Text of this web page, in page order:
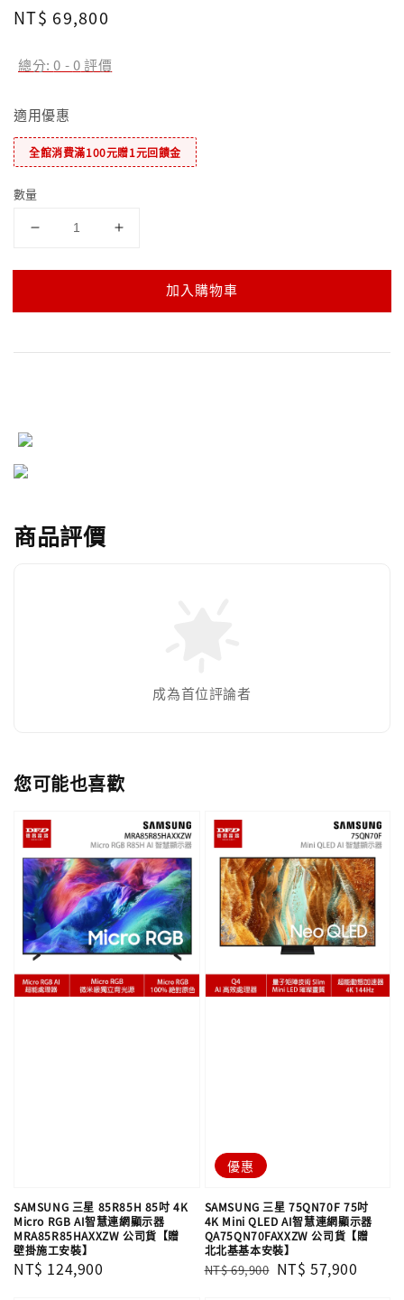
Regular
NT$ 69,800
總分:0 -0評價
適用優惠
全館消費滿100元贈1元回饋金
數量
加入購物車
商品評價
成為首位評論者
您可能也喜歡
SAMSUNG 三星 85R85H 85吋 4K
Micro RGB AI智慧連網顯示器
MRA85R85HAXXZW 公司貨【贈
壁掛施工安裝】
Regular
NT$ 124,900
優惠
SAMSUNG 三星 75QN70F 75吋
4K Mini QLED AI智慧連網顯示器
QA75QN70FAXXZW 公司貨【贈
北北基基本安裝】
Regular
NT$ 69,900 Sale
NT$ 57,900